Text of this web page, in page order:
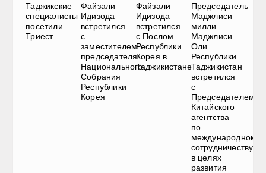
Таджикские
специалисты
посетили
Триест
Файзали
Идизода
встретился
с
заместителем
председателя
Национального
Собрания
Республики
Корея
Файзали
Идизода
встретился
с Послом
Республики
Корея в
Таджикистане
Председатель
Маджлиси
милли
Маджлиси
Оли
Республики
Таджикистан
встретился
с
Председателем
Китайского
агентства
по
международному
сотрудничеству
в целях
развития